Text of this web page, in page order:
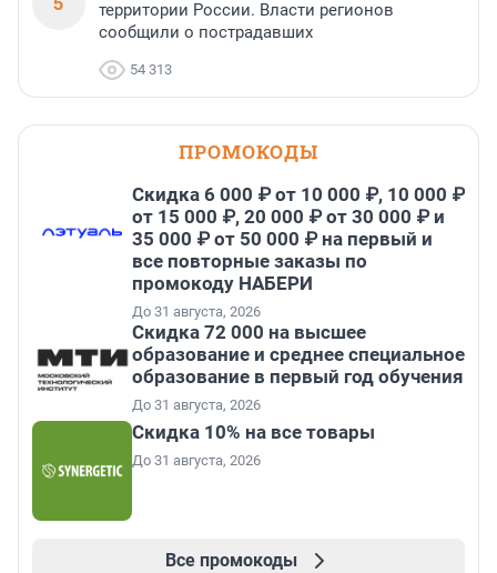
территории России. Власти регионов
сообщили о пострадавших
54 313
ПРОМОКОДЫ
Скидка 6 000 ₽ от 10 000 ₽, 10 000 ₽
от 15 000 ₽, 20 000 ₽ от 30 000 ₽ и
35 000 ₽ от 50 000 ₽ на первый и
все повторные заказы по
промокоду НАБЕРИ
До 31 августа, 2026
Скидка 72 000 на высшее
образование и среднее специальное
образование в первый год обучения
До 31 августа, 2026
Скидка 10% на все товары
До 31 августа, 2026
Все промокоды